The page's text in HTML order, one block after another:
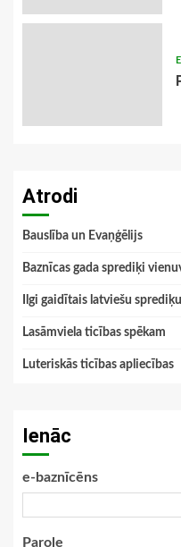
Atrodi
Bauslība un Evaņģēlijs
Baznīcas gada sprediķi
Ilgi gaidītais latviešu
Lasāmviela ticības spēkam
Luteriskās ticības apliecības
Ienāc
e-baznīcēns
Parole